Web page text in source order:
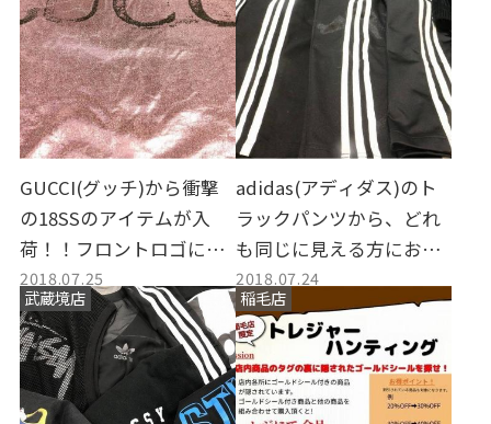
C(プロトレック)をご紹
介！
GUCCI(グッチ)から衝撃
の18SSのアイテムが入
荷！！フロントロゴに注
目！
2018.07.25
adidas(アディダス)のト
ラックパンツから、どれ
も同じに見える方にお届
けする「3本ラインのスス
メ」。
2018.07.24
武蔵境店
稲毛店